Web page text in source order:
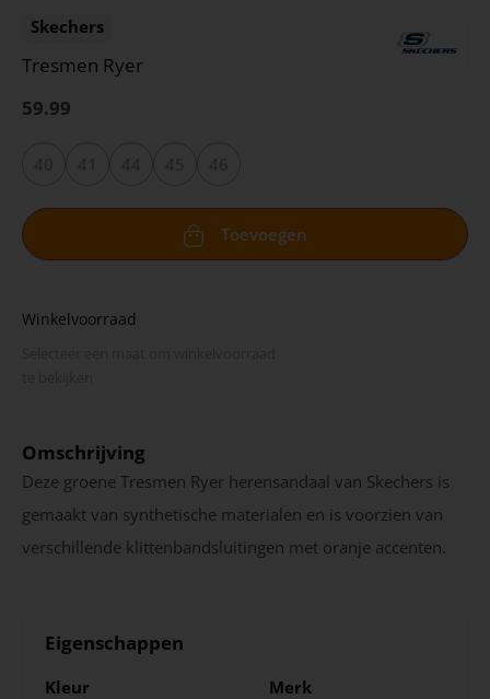
Skechers
Tresmen Ryer
59.99
Toevoegen
Winkelvoorraad
Omschrijving
Deze groene Tresmen Ryer herensandaal van Skechers is
gemaakt van synthetische materialen en is voorzien van
verschillende klittenbandsluitingen met oranje accenten.
Eigenschappen
Kleur
Merk